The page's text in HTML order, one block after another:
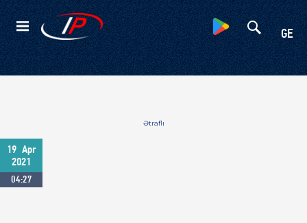
GE
Kateqoriyalar
Ətraflı
19 Apr
2021
04:27